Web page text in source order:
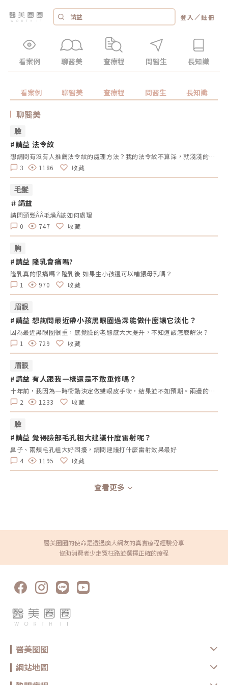
登入 ／註冊
看案例 聊醫美 查療程 問醫生 長知識
看案例 聊醫美 查療程 問醫生 長知識
聊醫美
臉
#請益 法令紋
想請問有沒有人推薦法令紋的處理方法？我的法令紋不算深，就淺淺的兩條線一直好困擾自己…想問大家推薦填充玻尿酸處理？還是比較建議使用拉提的方式一起解決呢？
3
1186 收藏
毛髮
＃請益
請問頭髮ÂÂ毛燥Â該如何處理
0
747 收藏
胸
#請益 隆乳會痛嗎?
隆乳真的很痛嗎？隆乳後 如果生小孩還可以哺餵母乳嗎？
1
970 收藏
眉眼
#請益 想詢問最近帶小孩黑眼圈過深能做什麼讓它淡化？
因為最近黑眼圈很重，感覺臉的老態感大大提升，不知道該怎麼解決？
1
729 收藏
眉眼
#請益 有人跟我一樣還是不敢重修嗎？
十年前，我因為一時衝動決定做雙眼皮手術，結果並不如預期。兩邊的效果不對稱，一邊提了眼肌，一邊沒有。當時醫生說割寬一點會比較好看，但十年過去了，腫脹雖然消了，可是眼皮開始下垂，又讓我動了重修的念頭。但每次想到重修的風險、可能的失敗，以及花費，我就遲遲不敢行動。尤其看到一些人分享重修失敗的經驗，真的讓人害怕。現在的我，既想改善，又擔心失敗後會更加自卑。我很好奇，有沒有其他人也曾經面臨過類似的困擾？是什麼讓你們猶豫不決？是風險、費用，還是其他原因？這樣的修改方式更為自然，邀請大家分享自己的經歷和想法，而不是直接要求他們回答特定的問題。這樣可以讓討論更為自由和友好。
2
1233 收藏
臉
#請益 覺得臉部毛孔粗大建議什麼雷射呢？
鼻子、兩頰毛孔粗大好困擾，請問建議打什麼雷射效果最好
4
1195 收藏
查看更多
醫美圈圈的使命是透過廣大網友的真實療程經驗分享
協助消費者少走冤枉路並選擇正確的療程
醫美圈圈
網站地圖